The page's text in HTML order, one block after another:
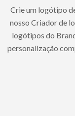
Crie um logótipo
nosso Criador de
logótipos do
personalização